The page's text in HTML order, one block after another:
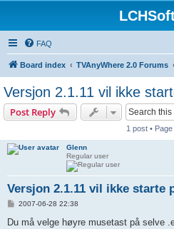
FAQ
Board index TVAnyWhere 2.0 Forums
Versjon 2.1.11 vil ikke
Post Reply
1 post • Page
Glenn
Regular user
Versjon 2.1.11 vil ikke starte
P
s
2007-06-28 22:38
Du må velge høyre musetast på selve